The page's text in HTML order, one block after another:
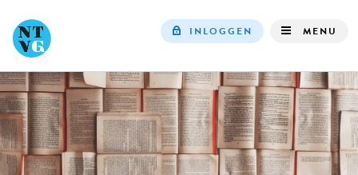
navigation
INLOGGEN MENU